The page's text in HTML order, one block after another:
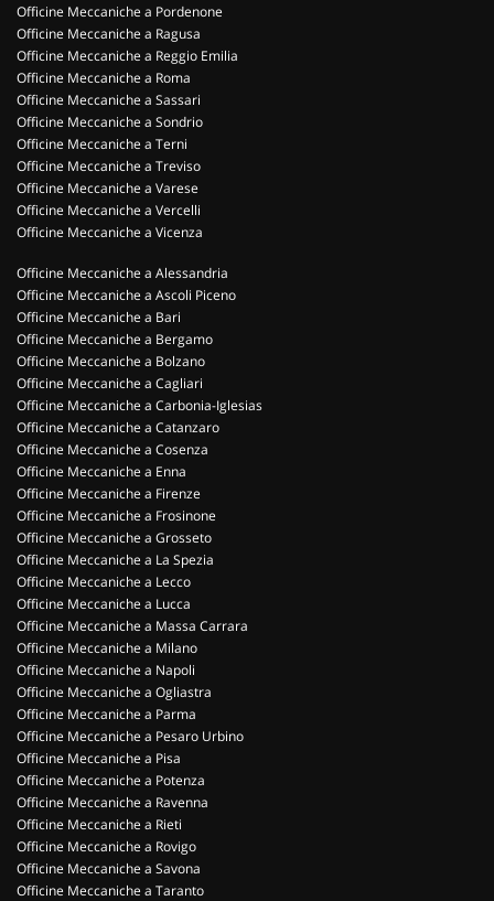
Officine Meccaniche a Pordenone
Officine Meccaniche a Ragusa
Officine Meccaniche a Reggio Emilia
Officine Meccaniche a Roma
Officine Meccaniche a Sassari
Officine Meccaniche a Sondrio
Officine Meccaniche a Terni
Officine Meccaniche a Treviso
Officine Meccaniche a Varese
Officine Meccaniche a Vercelli
Officine Meccaniche a Vicenza
Officine Meccaniche a Alessandria
Officine Meccaniche a Ascoli Piceno
Officine Meccaniche a Bari
Officine Meccaniche a Bergamo
Officine Meccaniche a Bolzano
Officine Meccaniche a Cagliari
Officine Meccaniche a Carbonia-Iglesias
Officine Meccaniche a Catanzaro
Officine Meccaniche a Cosenza
Officine Meccaniche a Enna
Officine Meccaniche a Firenze
Officine Meccaniche a Frosinone
Officine Meccaniche a Grosseto
Officine Meccaniche a La Spezia
Officine Meccaniche a Lecco
Officine Meccaniche a Lucca
Officine Meccaniche a Massa Carrara
Officine Meccaniche a Milano
Officine Meccaniche a Napoli
Officine Meccaniche a Ogliastra
Officine Meccaniche a Parma
Officine Meccaniche a Pesaro Urbino
Officine Meccaniche a Pisa
Officine Meccaniche a Potenza
Officine Meccaniche a Ravenna
Officine Meccaniche a Rieti
Officine Meccaniche a Rovigo
Officine Meccaniche a Savona
Officine Meccaniche a Taranto